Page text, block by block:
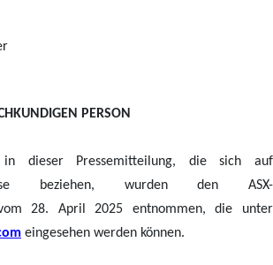
PERSON
in dieser Pressemitteilung, die sich auf
beziehen, wurden den ASX-
vom 28. April 2025 entnommen, die unter
eingesehen werden können.